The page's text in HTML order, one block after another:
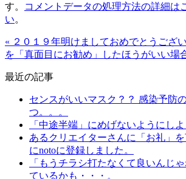
す。
コメントデータの処理方法の詳細は
い。
« ２０１９年明けましておめでとうござ
を「真面目にお勧め」したほうがいい場
最近の記事
センスがいいマスク？？ 感染予防
つ。。。
「中途半端」にめげないようにしよ
あるクリエイターさんに「お礼」
にnotoに登録しました。
「もうチラシ打たなくて良いんじ
ているかも・・・。